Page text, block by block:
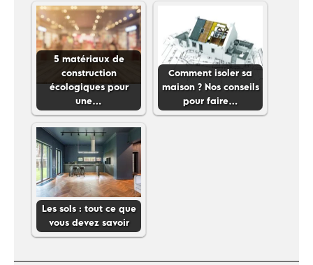
5 matériaux de
construction
écologiques pour
une…
Comment isoler sa
maison ? Nos conseils
pour faire…
Les sols : tout ce que
vous devez savoir